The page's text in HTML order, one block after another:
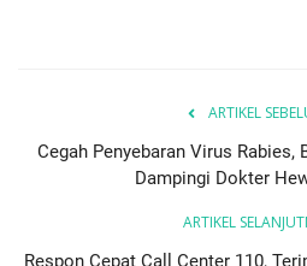
ARTIKEL
Cegah Penyebaran Virus
Dampingi Dokter
ARTIKEL
Respon Cepat Call Center 110,